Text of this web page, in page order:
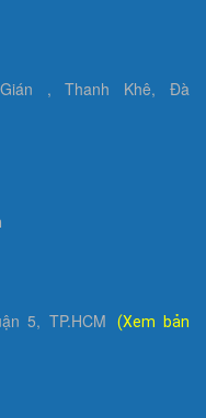
, Thanh Khê, Đà
5, TP.HCM
(Xem bản